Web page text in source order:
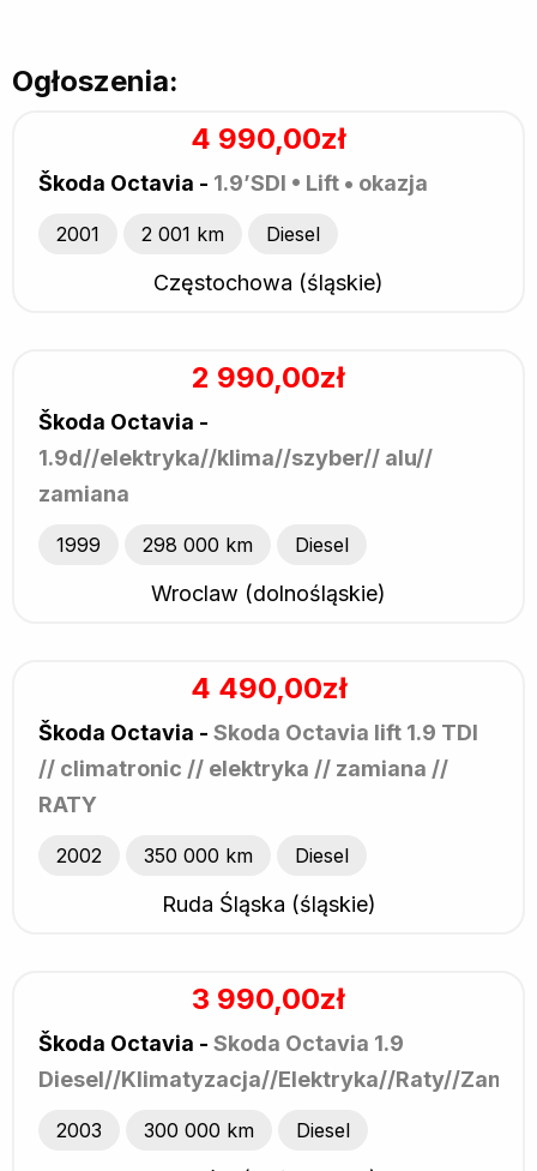
Ogłoszenia:
4 990,00zł
Škoda Octavia - 1.9’SDI • Lift • okazja
2001 2 001 km Diesel
Częstochowa (śląskie)
2 990,00zł
Škoda Octavia -
1.9d//elektryka//klima//szyber// alu//
zamiana
1999 298 000 km Diesel
Wroclaw (dolnośląskie)
4 490,00zł
Škoda Octavia - Skoda Octavia lift 1.9 TDI
// climatronic // elektryka // zamiana //
RATY
2002 350 000 km Diesel
Ruda Śląska (śląskie)
3 990,00zł
Škoda Octavia - Skoda Octavia 1.9
Diesel//Klimatyzacja//Elektryka//Raty//
2003 300 000 km Diesel